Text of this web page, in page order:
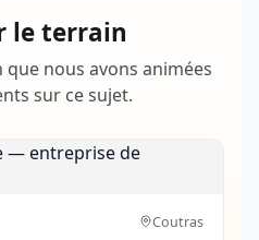
le terrain
nous avons animées
sur ce sujet.
Coutras